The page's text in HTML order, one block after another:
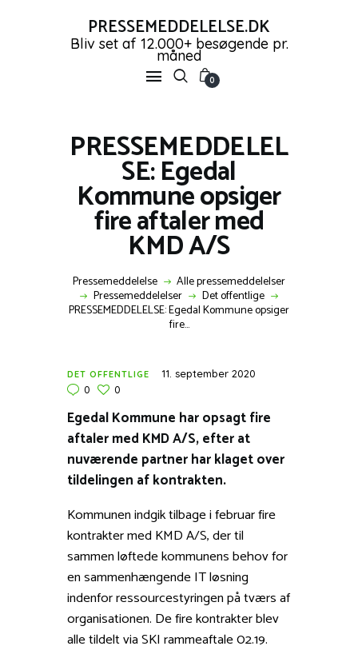
PRESSEMEDDELELSE.DK
Bliv set af 12.000+ besøgende pr.
måned
0
PRESSEMEDDELEL
SE: Egedal
Kommune opsiger
fire aftaler med
KMD A/S
Pressemeddelelse Alle pressemeddelelser
Pressemeddelelser Det offentlige
PRESSEMEDDELELSE: Egedal Kommune opsiger
fire...
PRESSEMEDDELELSE.DK
Bliv set af 12.000+ besøgende pr. måned
FORSIDE
PRESSEMEDDELELSER
OPRET GRATIS KONTO
SHOP
NYHEDER
KONTAKT OS
DET OFFENTLIGE
11. september 2020
0
0
Egedal Kommune har opsagt fire
aftaler med KMD A/S, efter at
nuværende partner har klaget over
tildelingen af kontrakten.
Kommunen indgik tilbage i februar fire
kontrakter med KMD A/S, der til
sammen løftede kommunens behov for
en sammenhængende IT løsning
indenfor ressourcestyringen på tværs af
organisationen. De fire kontrakter blev
alle tildelt via SKI rammeaftale 02.19.